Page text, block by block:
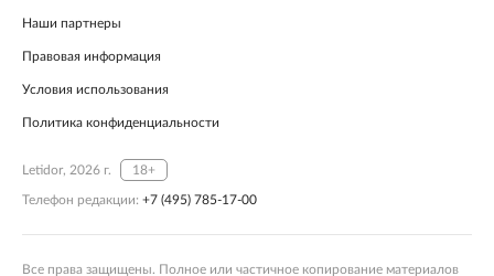
Наши партнеры
Правовая информация
Условия использования
Политика конфиденциальности
Letidor, 2026 г. 18+
Телефон редакции: +7 (495) 785-17-00
Все права защищены. Полное или частичное копирование материалов